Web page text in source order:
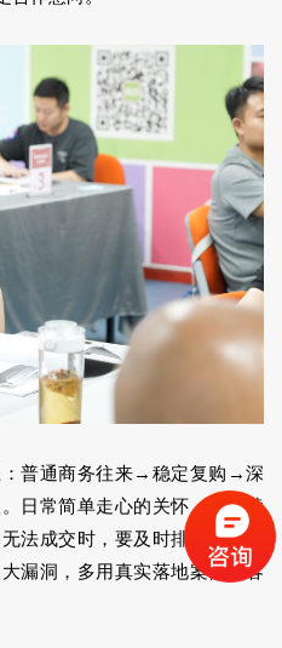
：普通商务往来→稳定复购→深
日常简单走心的关怀，能持续
法成交时，要及时排查竞品冲
漏洞，多用真实落地案例、客